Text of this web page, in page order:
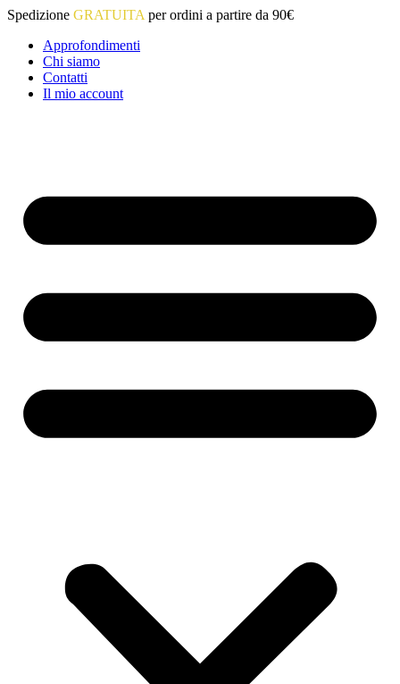
Vai
contenuto
Spedizione GRATUITA per ordini a partire da 90€
Approfondimenti
Chi siamo
Contatti
Il mio account